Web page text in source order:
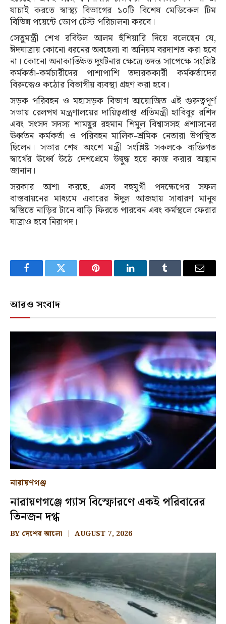
যাচাই করতে স্বাস্থ্য বিভাগের ১০টি বিশেষ মেডিকেল টিম
বিভিন্ন পয়েন্টে ডোপ টেস্ট পরিচালনা করবে।
সেতুমন্ত্রী শেখ রবিউল আলম হুঁশিয়ারি দিয়ে বলেছেন যে,
ঈদযাত্রায় কোনো ধরনের অবহেলা বা অনিয়ম বরদাশত করা হবে
না। কোনো অনাকাঙ্ক্ষিত দুর্ঘটনার ক্ষেত্রে তদন্ত সাপেক্ষে সংশ্লিষ্ট
কর্মকর্তা-কর্মচারীদের পাশাপাশি তদারককারী কর্মকর্তাদের
বিরুদ্ধেও কঠোর বিভাগীয় ব্যবস্থা গ্রহণ করা হবে।
সড়ক পরিবহন ও মহাসড়ক বিভাগ আয়োজিত এই গুরুত্বপূর্ণ
সভায় রেলপথ মন্ত্রণালয়ের দায়িত্বপ্রাপ্ত প্রতিমন্ত্রী হাবিবুর রশিদ
এবং সংসদ সদস্য শামছুর রহমান শিমুল বিশ্বাসসহ প্রশাসনের
ঊর্ধ্বতন কর্মকর্তা ও পরিবহন মালিক-শ্রমিক নেতারা উপস্থিত
ছিলেন। সভার শেষ অংশে মন্ত্রী সংশ্লিষ্ট সকলকে ব্যক্তিগত
স্বার্থের ঊর্ধ্বে উঠে দেশপ্রেমে উদ্বুদ্ধ হয়ে কাজ করার আহ্বান
জানান।
সরকার আশা করছে, এসব বহুমুখী পদক্ষেপের সফল
বাস্তবায়নের মাধ্যমে এবারের ঈদুল আজহায় সাধারণ মানুষ
স্বস্তিতে নাড়ির টানে বাড়ি ফিরতে পারবেন এবং কর্মস্থলে ফেরার
যাত্রাও হবে নিরাপদ।
FacebookTwitter Pinterest LinkedInTumblr Email
আরও সংবাদ
নারায়ণগঞ্জ
নারায়ণগঞ্জে গ্যাস বিস্ফোরণে একই পরিবারের
তিনজন দগ্ধ
BY দেশের আলো AUGUST 7, 2026